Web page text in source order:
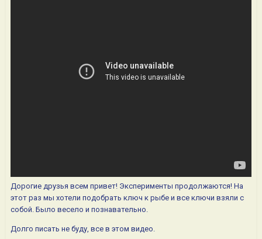
Дорогие друзья всем привет! Эксперименты продолжаются! На
этот раз мы хотели подобрать ключ к рыбе и все ключи взяли с
собой. Было весело и познавательно.
Долго писать не буду, все в этом видео.